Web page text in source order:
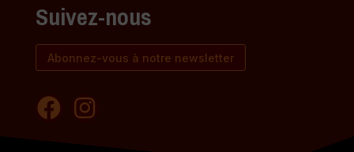
Suivez-nous
Abonnez-vous à notre newsletter